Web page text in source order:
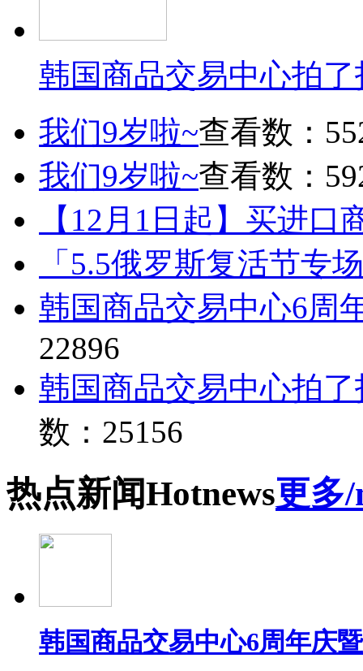
韩国商品交易中心拍
我们9岁啦~查看数：
我们9岁啦~查看数：
【12月1日起】买进口
「5.5俄罗斯复活节专
韩国商品交易中心6周
22896
韩国商品交易中心拍
数：25156
热点新闻Hotnews更多
韩国商品交易中心6周年庆